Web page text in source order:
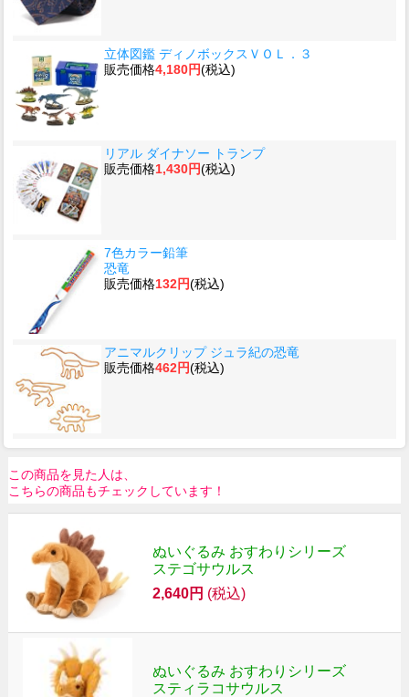
立体図鑑 ディノボックスＶＯＬ．３
販売価格4,180円(税込)
リアル ダイナソー トランプ
販売価格1,430円(税込)
7色カラー鉛筆
恐竜
販売価格132円(税込)
アニマルクリップ ジュラ紀の恐竜
販売価格462円(税込)
この商品を見た人は、
こちらの商品もチェックしています！
ぬいぐるみ おすわりシリーズ
ステゴサウルス
2,640円 (税込)
ぬいぐるみ おすわりシリーズ
スティラコサウルス